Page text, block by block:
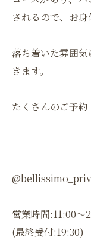
されるので、お身
落ち着いた雰囲
きます。
たくさんのご予
営業時間:11:00〜
(最終受付:19:30)